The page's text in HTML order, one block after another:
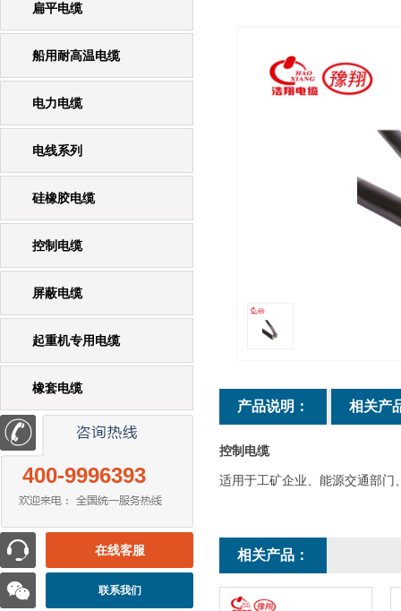
扁平电缆
船用耐高温电缆
电力电缆
电线系列
硅橡胶电缆
控制电缆
屏蔽电缆
起重机专用电缆
橡套电缆
400-9996393
在线客服
联系我们
产品说明： 相关产
控制电缆
适用于工矿企业、能源交通部
相关产品：